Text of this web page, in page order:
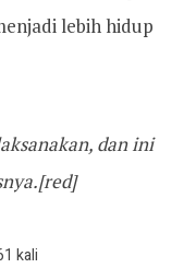
lebih hidup
dan ini
kali